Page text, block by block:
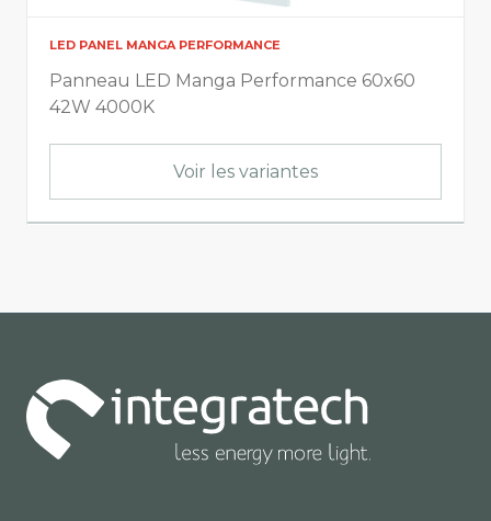
LED PANEL MANGA PERFORMANCE
Panneau LED Manga Performance 60x60
42W 4000K
Voir les variantes